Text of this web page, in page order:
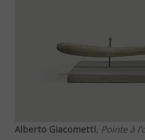
Alberto Giacometti, Pointe à